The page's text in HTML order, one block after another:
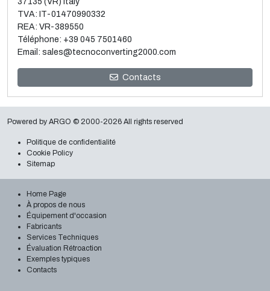
Vente et démontage de 3 métalliseurs Galileo
Lire la suite
TVA: IT-01470990332
REA: VR-389550
Téléphone: +39 045 7501460
Email: sales@tecnoconverting2000.com
Contacts
Powered by ARGO © 2000-2026 All rights reserved
Politique de confidentialité
Cookie Policy
Sitemap
Home Page
À propos de nous
Équipement d'occasion
Fabricants
Services Techniques
Évaluation Rétroaction
Exemples typiques
Contacts